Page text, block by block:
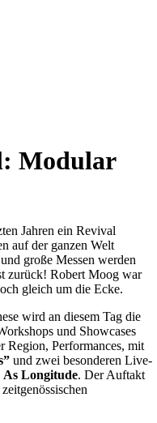
Modular
Jahren ein Revival
auf der ganzen Welt
große Messen werden
zurück! Robert Moog war
gleich um die Ecke.
wird an diesem Tag die
und Showcases
Region, Performances, mit
und zwei besonderen Live-
As Longitude. Der Auftakt